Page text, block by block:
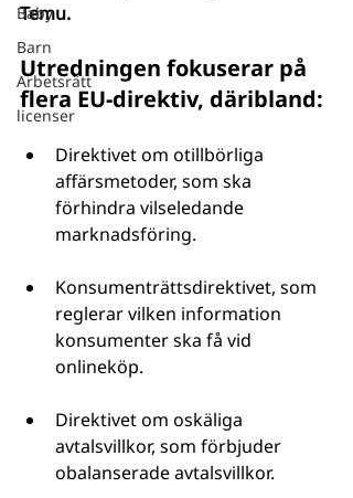
Baby
Barn
Arbetsrätt
licenser
Temu.
Utredningen fokuserar på
flera EU-direktiv, däribland:
Direktivet om otillbörliga
affärsmetoder, som ska
förhindra vilseledande
marknadsföring.
Konsumenträttsdirektivet, som
reglerar vilken information
konsumenter ska få vid
onlineköp.
Direktivet om oskäliga
avtalsvillkor, som förbjuder
obalanserade avtalsvillkor.